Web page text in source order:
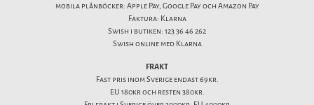
mobila plånböcker: Apple Pay, Google Pay och Amazon Pay
Faktura: Klarna
Swish i butiken: 123 36 46 262
Swish online med Klarna
FRAKT
Fast pris inom Sverige endast 69kr.
EU 180kr och resten 380kr.